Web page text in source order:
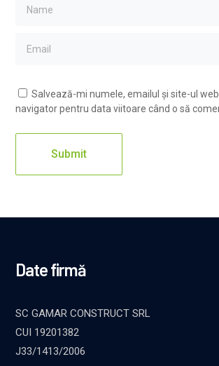
Salvează-mi numele, emailul și site-ul
navigator pentru data viitoare când o să
Date firmă
SC GAMAR CONSTRUCT SRL
CUI 19201382
J33/1413/2006